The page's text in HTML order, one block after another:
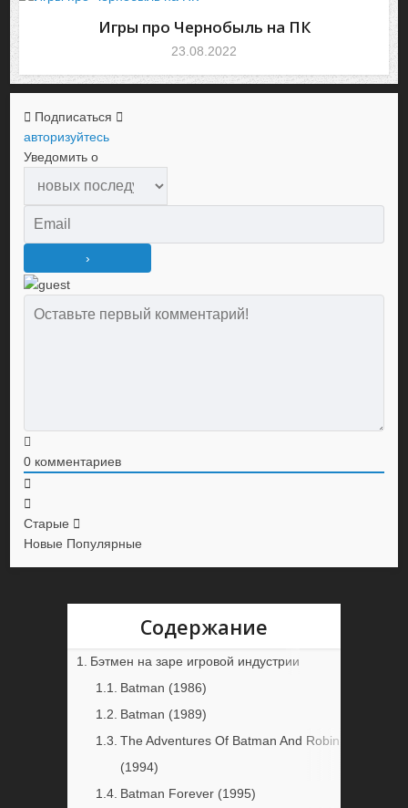
Игры про Чернобыль на ПК
23.08.2022
Подписаться
авторизуйтесь
Уведомить о
0 комментариев
Старые
Новые Популярные
Содержание
Бэтмен на заре игровой индустрии
Batman (1986)
Batman (1989)
The Adventures Of Batman And Robin
(1994)
Batman Forever (1995)